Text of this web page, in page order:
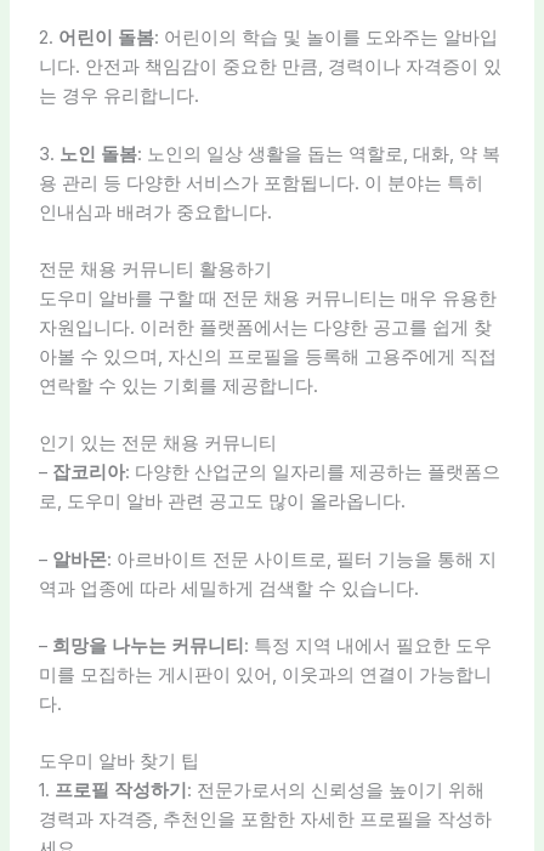
2. 어린이 돌봄: 어린이의 학습 및 놀이를 도와주는 알바입
니다. 안전과 책임감이 중요한 만큼, 경력이나 자격증이 있
는 경우 유리합니다.
3. 노인 돌봄: 노인의 일상 생활을 돕는 역할로, 대화, 약 복
용 관리 등 다양한 서비스가 포함됩니다. 이 분야는 특히
인내심과 배려가 중요합니다.
전문 채용 커뮤니티 활용하기
도우미 알바를 구할 때 전문 채용 커뮤니티는 매우 유용한
자원입니다. 이러한 플랫폼에서는 다양한 공고를 쉽게 찾
아볼 수 있으며, 자신의 프로필을 등록해 고용주에게 직접
연락할 수 있는 기회를 제공합니다.
인기 있는 전문 채용 커뮤니티
– 잡코리아: 다양한 산업군의 일자리를 제공하는 플랫폼으
로, 도우미 알바 관련 공고도 많이 올라옵니다.
– 알바몬: 아르바이트 전문 사이트로, 필터 기능을 통해 지
역과 업종에 따라 세밀하게 검색할 수 있습니다.
– 희망을 나누는 커뮤니티 : 특정 지역 내에서 필요한 도우
미를 모집하는 게시판이 있어, 이웃과의 연결이 가능합니
다.
도우미 알바 찾기 팁
1. 프로필 작성하기 : 전문가로서의 신뢰성을 높이기 위해
경력과 자격증, 추천인을 포함한 자세한 프로필을 작성하